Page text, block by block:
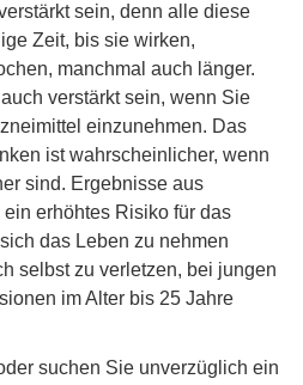
sein, denn alle diese
Zeit, bis sie wirken,
manchmal auch länger.
verstärkt sein, wenn Sie
einzunehmen. Das
ist wahrscheinlicher, wenn
sind. Ergebnisse aus
erhöhtes Risiko für das
das Leben zu nehmen
selbst zu verletzen, bei jungen
im Alter bis 25 Jahre
suchen Sie unverzüglich ein